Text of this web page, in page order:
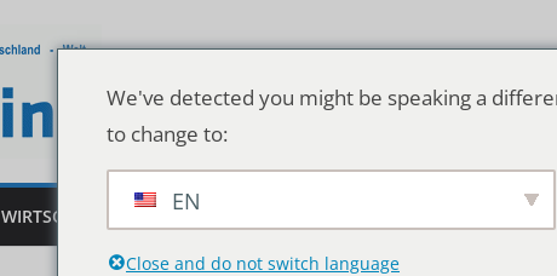
WIRTSCHAFT DEUTSCHLAND & WELT
We've detected you might be speaking a
to change to:
EN
Close and do not switch language